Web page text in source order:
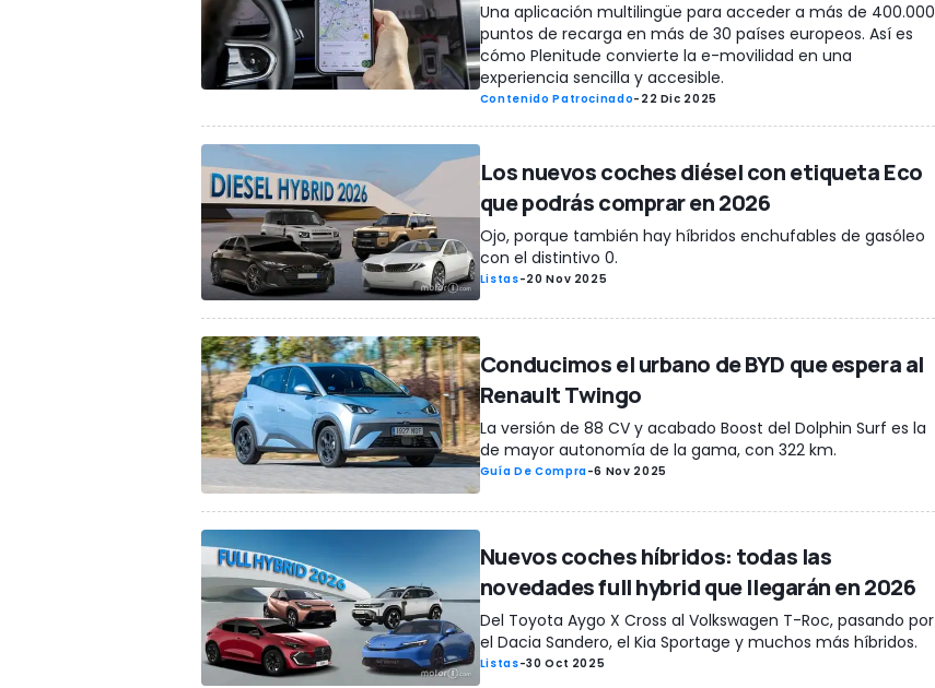
Una aplicación multilingüe para acceder a más de 400.000
puntos de recarga en más de 30 países europeos. Así es
cómo Plenitude convierte la e-movilidad en una
experiencia sencilla y accesible.
Contenido Patrocinado- 22 Dic 2025
Los nuevos coches diésel con etiqueta Eco
que podrás comprar en 2026
Ojo, porque también hay híbridos enchufables de gasóleo
con el distintivo 0.
Listas-20 Nov 2025
Conducimos el urbano de BYD que espera al
Renault Twingo
La versión de 88 CV y acabado Boost del Dolphin Surf es la
de mayor autonomía de la gama, con 322 km.
Guía De Compra-6 Nov 2025
Nuevos coches híbridos: todas las
novedades full hybrid que llegarán en 2026
Del Toyota Aygo X Cross al Volkswagen T-Roc, pasando por
el Dacia Sandero, el Kia Sportage y muchos más híbridos.
Listas-30 Oct 2025